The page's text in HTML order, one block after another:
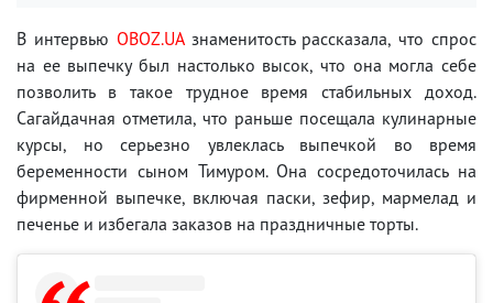
В интервью OBOZ.UAзнаменитость рассказала, что спрос
на ее выпечку был настолько высок, что она могла себе
позволить в такое трудное время стабильных доход.
Сагайдачная отметила, что раньше посещала кулинарные
курсы, но серьезно увлеклась выпечкой во время
беременности сыном Тимуром. Она сосредоточилась на
фирменной выпечке, включая паски, зефир, мармелад и
печенье и избегала заказов на праздничные торты.